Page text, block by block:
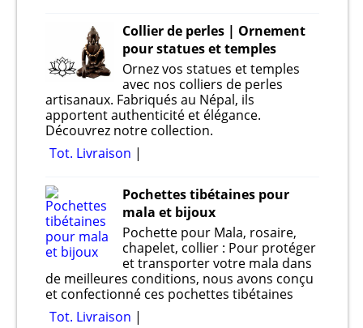
Collier de perles | Ornement
pour statues et temples
Ornez vos statues et temples
avec nos colliers de perles
artisanaux. Fabriqués au Népal, ils
apportent authenticité et élégance.
Découvrez notre collection.
Tot. Livraison
Pochettes tibétaines pour
mala et bijoux
Pochette pour Mala, rosaire,
chapelet, collier : Pour protéger
et transporter votre mala dans
de meilleures conditions, nous avons conçu
et confectionné ces pochettes tibétaines
Tot. Livraison